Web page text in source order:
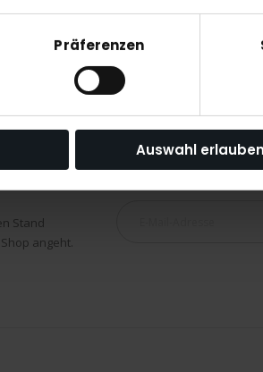
Präferenzen
Auswahl erlauben
der Alster Senior white
Stand
angeht.